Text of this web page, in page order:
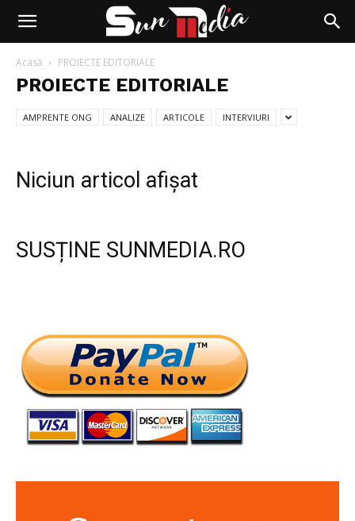
Acasă PROIECTE EDITORIALE
PROIECTE EDITORIALE
AMPRENTE ONG ANALIZE ARTICOLE INTERVIURI
Niciun articol afișat
SUSȚINE SUNMEDIA.RO